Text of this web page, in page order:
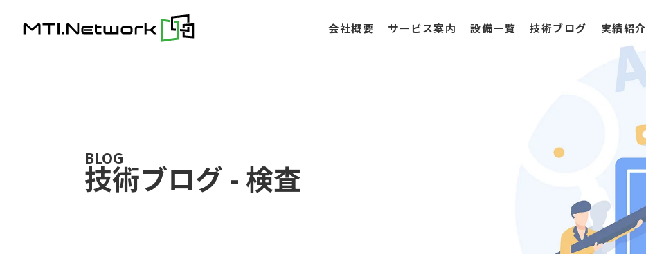
会社概要 サービス案内 設備一覧 技術ブログ 実績紹介
BLOG
技術ブログ - 検査